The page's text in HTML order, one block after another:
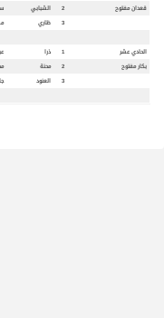
قعدان مفتوح
2 الشبابي
3
ظاري
الحادي عشر 1 ذرا
بكار مفتوح
2 محنة
3
العنود